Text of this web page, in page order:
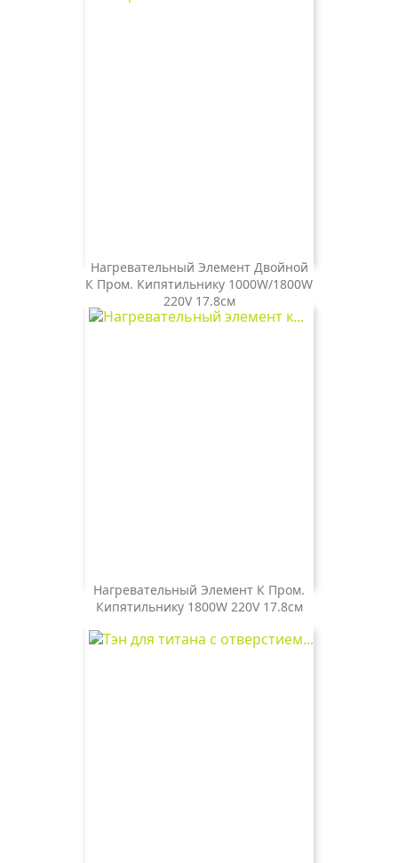
Нагревательный Элемент Двойной
К Пром. Кипятильнику 1000W/1800W
220V 17.8см
Цена
1 000 ₽
Нагревательный Элемент К Пром.
Кипятильнику 1800W 220V 17.8см
Цена
1 000 ₽